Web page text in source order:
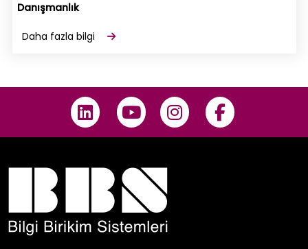
Danışmanlık
Daha fazla bilgi